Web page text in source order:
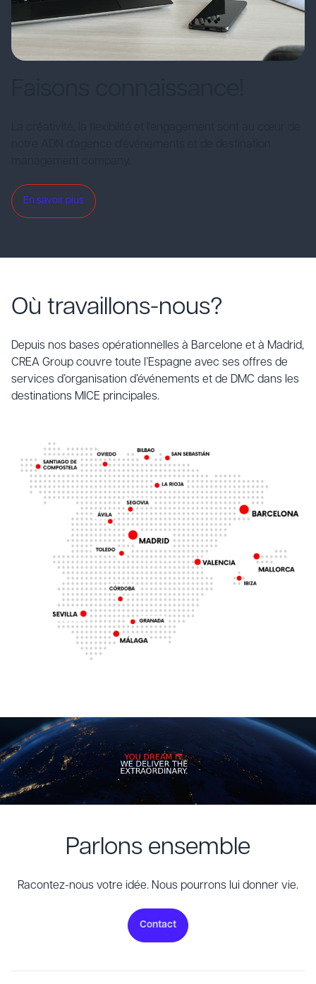
En savoir plus
Où travaillons-nous?
Depuis nos bases opérationnelles à Barcelone et à Madrid,
CREA Group couvre toute l’Espagne avec ses offres de
services d’organisation d’événements et de DMC dans les
destinations MICE principales.
Parlons ensemble
Racontez-nous votre idée. Nous pourrons lui donner vie.
Contact